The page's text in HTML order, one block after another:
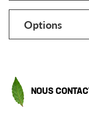
Options
NOUS